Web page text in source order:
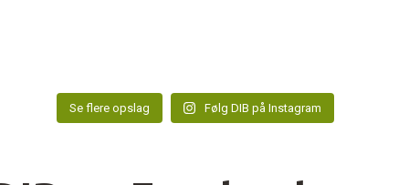
Se flere opslag Følg DIB på Instagram